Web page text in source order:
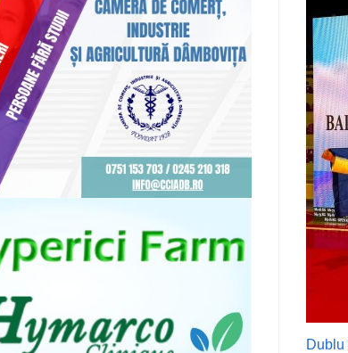
Dublu